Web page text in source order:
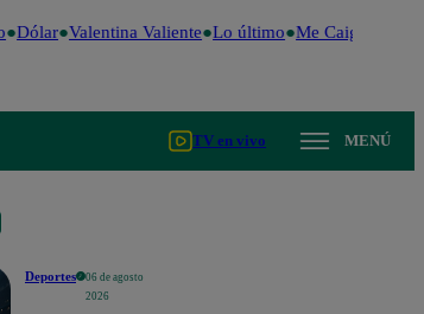
Dólar Valentina Valiente Lo último Me Caigo de Risa
TV en vivo MENÚ
Deportes
06 de agosto
2026